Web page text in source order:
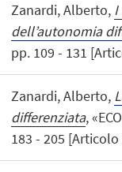
Zanardi, Alberto, I
dell’autonomia
pp. 109 - 131
Zanardi, Alberto,
differenziata,
183 - 205